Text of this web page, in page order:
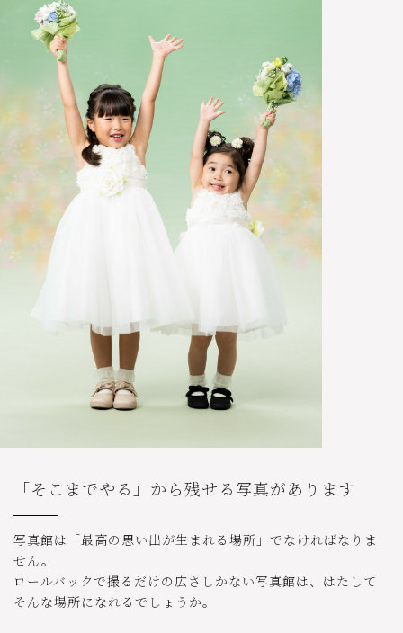
「そこまでやる」から残せる写真があります
写真館は「最高の思い出が生まれる場所」でなければなりま
せん。
ロールバックで撮るだけの広さしかない写真館は、はたして
そんな場所になれるでしょうか。